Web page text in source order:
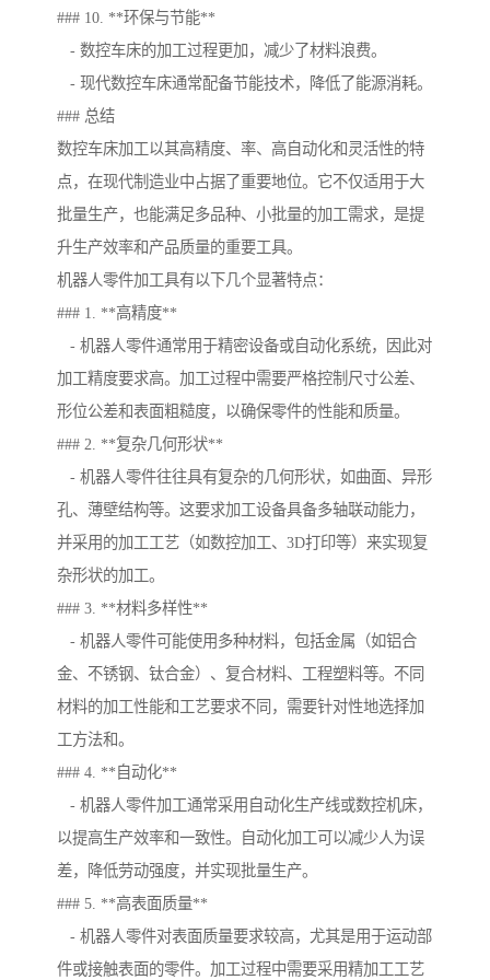
### 10. **环保与节能**
- 数控车床的加工过程更加，减少了材料浪费。
- 现代数控车床通常配备节能技术，降低了能源消耗。
### 总结
数控车床加工以其高精度、率、高自动化和灵活性的特
点，在现代制造业中占据了重要地位。它不仅适用于大
批量生产，也能满足多品种、小批量的加工需求，是提
升生产效率和产品质量的重要工具。
机器人零件加工具有以下几个显著特点：
### 1. **高精度**
- 机器人零件通常用于精密设备或自动化系统，因此对
加工精度要求高。加工过程中需要严格控制尺寸公差、
形位公差和表面粗糙度，以确保零件的性能和质量。
### 2. **复杂几何形状**
- 机器人零件往往具有复杂的几何形状，如曲面、异形
孔、薄壁结构等。这要求加工设备具备多轴联动能力，
并采用的加工工艺（如数控加工、3D打印等）来实现复
杂形状的加工。
### 3. **材料多样性**
- 机器人零件可能使用多种材料，包括金属（如铝合
金、不锈钢、钛合金）、复合材料、工程塑料等。不同
材料的加工性能和工艺要求不同，需要针对性地选择加
工方法和。
### 4. **自动化**
- 机器人零件加工通常采用自动化生产线或数控机床，
以提高生产效率和一致性。自动化加工可以减少人为误
差，降低劳动强度，并实现批量生产。
### 5. **高表面质量**
- 机器人零件对表面质量要求较高，尤其是用于运动部
件或接触表面的零件。加工过程中需要采用精加工工艺